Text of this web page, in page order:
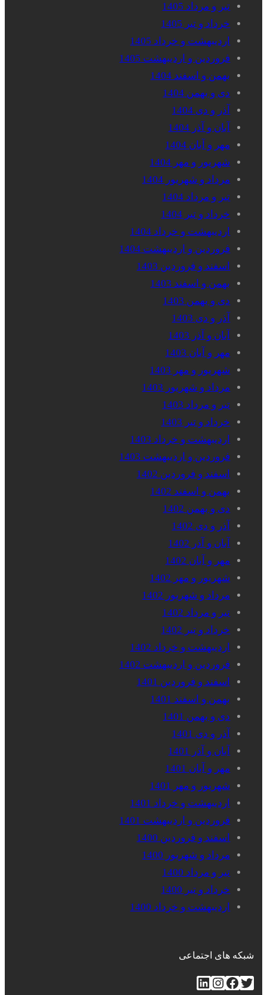
تیر و مرداد 1405
خرداد و تیر 1405
اردیبهشت و خرداد 1405
فروردین و اردیبهشت 1405
بهمن و اسفند 1404
دی و بهمن 1404
آذر و دی 1404
آبان و آذر 1404
مهر و آبان 1404
شهریور و مهر 1404
مرداد و شهریور 1404
تیر و مرداد 1404
خرداد و تیر 1404
اردیبهشت و خرداد 1404
فروردین و اردیبهشت 1404
اسفند و فروردین 1403
بهمن و اسفند 1403
دی و بهمن 1403
آذر و دی 1403
آبان و آذر 1403
مهر و آبان 1403
شهریور و مهر 1403
مرداد و شهریور 1403
تیر و مرداد 1403
خرداد و تیر 1403
اردیبهشت و خرداد 1403
فروردین و اردیبهشت 1403
اسفند و فروردین 1402
بهمن و اسفند 1402
دی و بهمن 1402
آذر و دی 1402
آبان و آذر 1402
مهر و آبان 1402
شهریور و مهر 1402
مرداد و شهریور 1402
تیر و مرداد 1402
خرداد و تیر 1402
اردیبهشت و خرداد 1402
فروردین و اردیبهشت 1402
اسفند و فروردین 1401
بهمن و اسفند 1401
دی و بهمن 1401
آذر و دی 1401
آبان و آذر 1401
مهر و آبان 1401
شهریور و مهر 1401
اردیبهشت و خرداد 1401
فروردین و اردیبهشت 1401
اسفند و فروردین 1400
مرداد و شهریور 1400
تیر و مرداد 1400
خرداد و تیر 1400
اردیبهشت و خرداد 1400
شبکه های اجتماعی
توییتر فیس‌بوکاینستاگرم لینکداین